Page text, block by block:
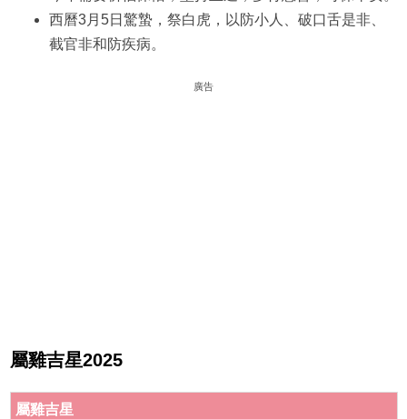
西曆3月5日驚蟄，祭白虎，以防小人、破口舌是非、
截官非和防疾病。
廣告
屬雞吉星2025
屬雞吉星